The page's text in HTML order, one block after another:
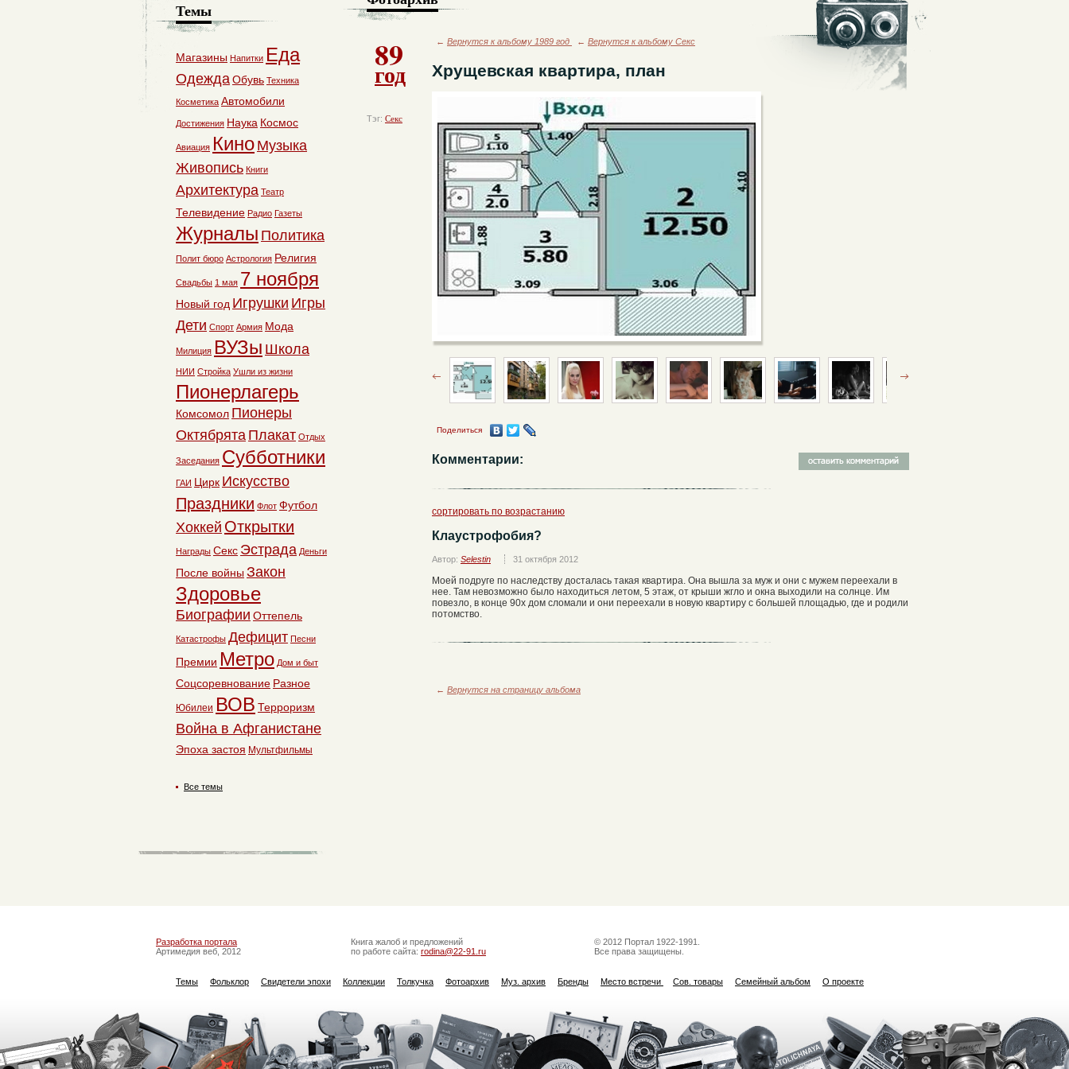
89
год
Тэг: Секс
← Вернутся к альбому 1989 год ← Вернутся к альбому Секс
Хрущевская квартира, план
Поделиться
Комментарии:
сортировать по возрастанию
Клаустрофобия?
Автор: Selestin 31 октября 2012
Моей подруге по наследству досталась такая квартира. Она вышла за муж и они с мужем переехали в
нее. Там невозможно было находиться летом, 5 этаж, от крыши жгло и окна выходили на солнце. Им
повезло, в конце 90х дом сломали и они переехали в новую квартиру с большей площадью, где и родили
потомство.
← Вернутся на страницу альбома
Темы
Магазины Напитки Еда
ОдеждаОбувь Техника
Косметика Автомобили
Достижения Наука Космос
Авиация Кино Музыка
Живопись Книги
Архитектура Театр
Телевидение Радио Газеты
Журналы Политика
Полит бюро Астрология Религия
Свадьбы 1 мая 7 ноября
Новый год Игрушки Игры
Дети Спорт Армия Мода
Милиция ВУЗы Школа
НИИ Стройка Ушли из жизни
Пионерлагерь
Комсомол Пионеры
Октябрята Плакат Отдых
Заседания Субботники
ГАИ Цирк Искусство
Праздники Флот Футбол
Хоккей Открытки
Награды Секс Эстрада Деньги
После войны Закон
Здоровье
Биографии Оттепель
Катастрофы Дефицит Песни
Премии Метро Дом и быт
Соцсоревнование Разное
Юбилеи ВОВ Терроризм
Война в Афганистане
Эпоха застоя Мультфильмы
Все темы
Разработка портала
Артимедия веб, 2012
Книга жалоб и предложений
по работе сайта: rodina@22-91.ru
© 2012 Портал 1922-1991.
Все права защищены.
Темы Фольклор Свидетели эпохи Коллекции Толкучка Фотоархив Муз. архив Бренды Место встречи Сов. товары Семейный альбом О проекте